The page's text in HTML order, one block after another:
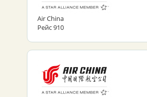
Air China
Рейс 910